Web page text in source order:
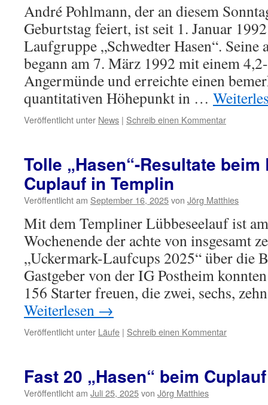
André Pohlmann, der an diesem
Geburtstag feiert, ist seit 1. Januar
Laufgruppe „Schwedter Hasen“.
begann am 7. März 1992 mit einem
Angermünde und erreichte einen
quantitativen Höhepunkt in …
Veröffentlicht unter News | Schreib einen Kommentar
Tolle „Hasen“-Resultate beim
Cuplauf in Templin
Veröffentlicht am September 16, 2025von Jörg Matthies
Mit dem Templiner Lübbeseelauf ist
Wochenende der achte von insgesamt
„Uckermark-Laufcups 2025“ über die
Gastgeber von der IG Postheim
156 Starter freuen, die zwei, sechs,
Weiterlesen →
Veröffentlicht unter Läufe | Schreib einen Kommentar
Fast 20 „Hasen“ beim
Veröffentlicht am Juli 25, 2025von Jörg Matthies